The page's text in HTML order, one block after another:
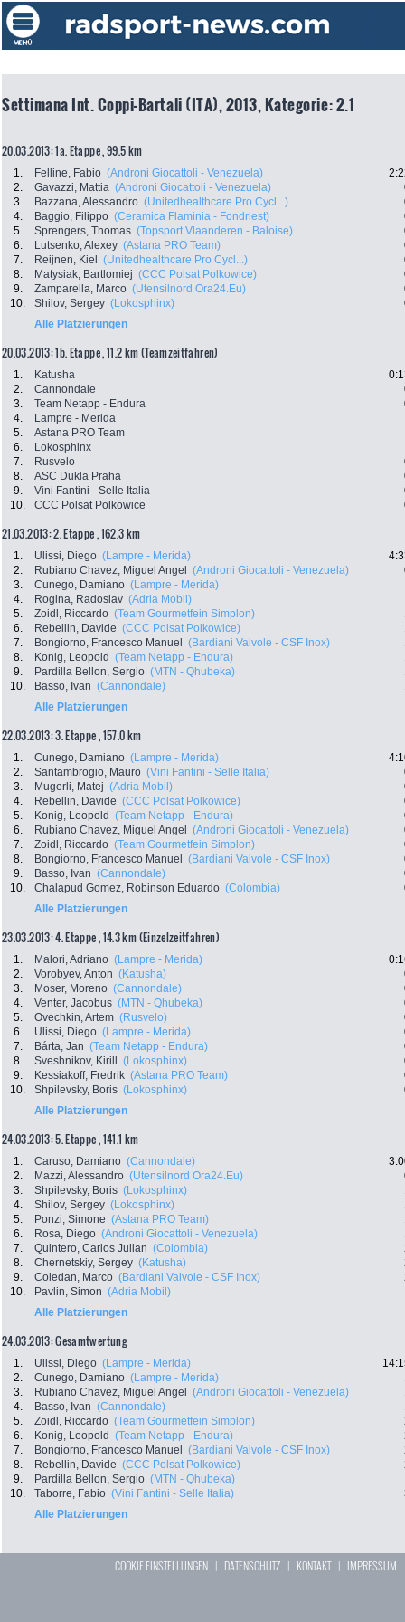
Settimana Int. Coppi-Bartali (ITA), 2013, Kategorie: 2.1
20.03.2013: 1a. Etappe , 99.5 km
1. Felline, Fabio (Androni Giocattoli - Venezuela)
2.
Gavazzi, Mattia (Androni Giocattoli - Venezuela)
3.
Bazzana, Alessandro (Unitedhealthcare Pro Cycl...)
4.
Baggio, Filippo (Ceramica Flaminia - Fondriest)
5.
Sprengers, Thomas (Topsport Vlaanderen - Baloise)
6.
Lutsenko, Alexey (Astana PRO Team)
7.
Reijnen, Kiel (Unitedhealthcare Pro Cycl...)
8.
Matysiak, Bartlomiej (CCC Polsat Polkowice)
9.
Zamparella, Marco (Utensilnord Ora24.Eu)
10.
Shilov, Sergey (Lokosphinx)
Alle Platzierungen
20.03.2013: 1b. Etappe , 11.2 km (Teamzeitfahren)
1. Katusha
2.
Cannondale
3.
Team Netapp - Endura
4.
Lampre - Merida
5.
Astana PRO Team
6.
Lokosphinx
7.
Rusvelo
8.
ASC Dukla Praha
9.
Vini Fantini - Selle Italia
10.
CCC Polsat Polkowice
21.03.2013: 2. Etappe , 162.3 km
1. Ulissi, Diego (Lampre - Merida)
2.
Rubiano Chavez, Miguel Angel (Androni Giocattoli - Venezuela)
3.
Cunego, Damiano (Lampre - Merida)
4.
Rogina, Radoslav (Adria Mobil)
5.
Zoidl, Riccardo (Team Gourmetfein Simplon)
6.
Rebellin, Davide (CCC Polsat Polkowice)
7.
Bongiorno, Francesco Manuel (Bardiani Valvole - CSF Inox)
8.
Konig, Leopold (Team Netapp - Endura)
9.
Pardilla Bellon, Sergio (MTN - Qhubeka)
10.
Basso, Ivan (Cannondale)
Alle Platzierungen
22.03.2013: 3. Etappe , 157.0 km
1. Cunego, Damiano (Lampre - Merida)
2.
Santambrogio, Mauro (Vini Fantini - Selle Italia)
3.
Mugerli, Matej (Adria Mobil)
4.
Rebellin, Davide (CCC Polsat Polkowice)
5.
Konig, Leopold (Team Netapp - Endura)
6.
Rubiano Chavez, Miguel Angel (Androni Giocattoli - Venezuela)
7.
Zoidl, Riccardo (Team Gourmetfein Simplon)
8.
Bongiorno, Francesco Manuel (Bardiani Valvole - CSF Inox)
9.
Basso, Ivan (Cannondale)
10.
Chalapud Gomez, Robinson Eduardo (Colombia)
Alle Platzierungen
23.03.2013: 4. Etappe , 14.3 km (Einzelzeitfahren)
1. Malori, Adriano (Lampre - Merida)
2.
Vorobyev, Anton (Katusha)
3.
Moser, Moreno (Cannondale)
4.
Venter, Jacobus (MTN - Qhubeka)
5.
Ovechkin, Artem (Rusvelo)
6.
Ulissi, Diego (Lampre - Merida)
7.
Bárta, Jan (Team Netapp - Endura)
8.
Sveshnikov, Kirill (Lokosphinx)
9.
Kessiakoff, Fredrik (Astana PRO Team)
10.
Shpilevsky, Boris (Lokosphinx)
Alle Platzierungen
24.03.2013: 5. Etappe , 141.1 km
1. Caruso, Damiano (Cannondale)
2.
Mazzi, Alessandro (Utensilnord Ora24.Eu)
3.
Shpilevsky, Boris (Lokosphinx)
4.
Shilov, Sergey (Lokosphinx)
5.
Ponzi, Simone (Astana PRO Team)
6.
Rosa, Diego (Androni Giocattoli - Venezuela)
7.
Quintero, Carlos Julian (Colombia)
8.
Chernetskiy, Sergey (Katusha)
9.
Coledan, Marco (Bardiani Valvole - CSF Inox)
10.
Pavlin, Simon (Adria Mobil)
Alle Platzierungen
24.03.2013: Gesamtwertung
1. Ulissi, Diego (Lampre - Merida)
2.
Cunego, Damiano (Lampre - Merida)
3.
Rubiano Chavez, Miguel Angel (Androni Giocattoli - Venezuela)
4.
Basso, Ivan (Cannondale)
5.
Zoidl, Riccardo (Team Gourmetfein Simplon)
6.
Konig, Leopold (Team Netapp - Endura)
7.
Bongiorno, Francesco Manuel (Bardiani Valvole - CSF Inox)
8.
Rebellin, Davide (CCC Polsat Polkowice)
9.
Pardilla Bellon, Sergio (MTN - Qhubeka)
10.
Taborre, Fabio (Vini Fantini - Selle Italia)
Alle Platzierungen
COOKIE EINSTELLUNGEN | DATENSCHUTZ | KONTAKT| IMPRESSUM